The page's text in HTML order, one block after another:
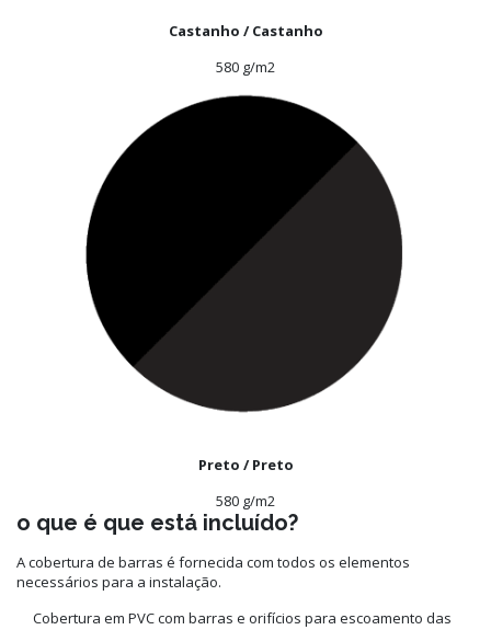
Castanho / Castanho
580 g/m2
Preto / Preto
580 g/m2
o que é que está incluído?
A cobertura de barras é fornecida com todos os elementos
necessários para a instalação.
Cobertura em PVC com barras e orifícios para escoamento das